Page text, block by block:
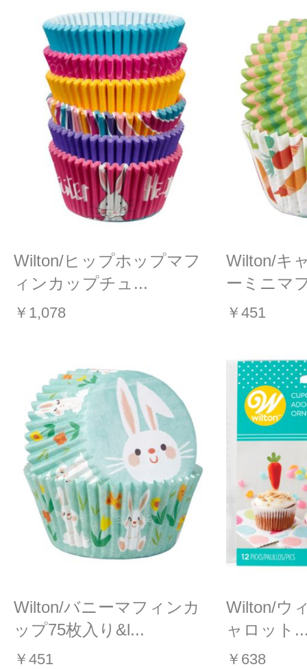
Wilton/ヒップホップマフ
ィンカップチュ...
￥1,078
Wilton/キ
ーミニマ
￥451
Wilton/バニーマフィンカ
ップ75枚入り&l...
￥451
Wilton/ウ
ャロット
￥638